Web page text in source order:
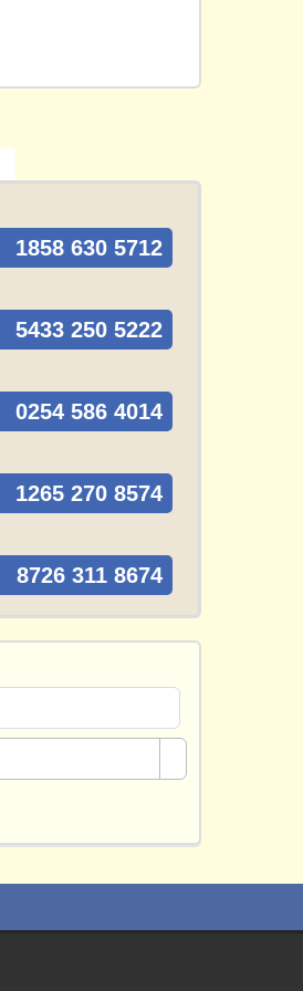
1858 630 5712
5433 250 5222
0254 586 4014
1265 270 8574
8726 311 8674